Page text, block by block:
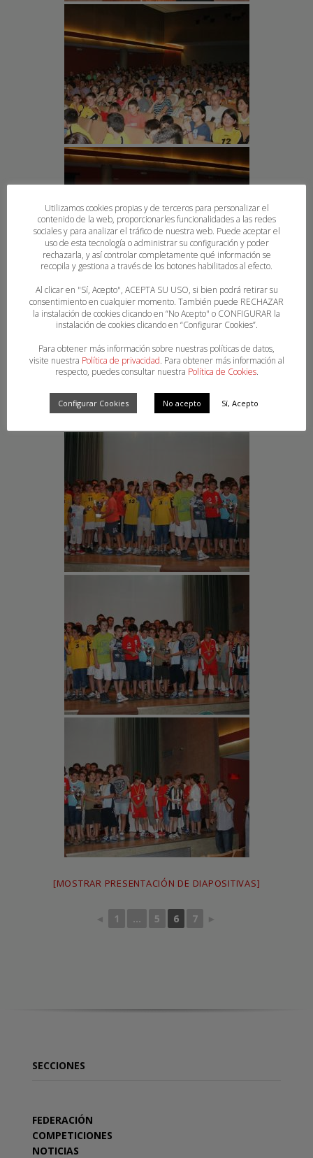
[MOSTRAR PRESENTACIÓN DE DIAPOSITIVAS]
◄ 1 ... 5 6 7 ►
SECCIONES
FEDERACIÓN
COMPETICIONES
NOTICIAS
Utilizamos cookies propias y de terceros para personalizar el
contenido de la web, proporcionarles funcionalidades a las redes
sociales y para analizar el tráfico de nuestra web. Puede aceptar el
uso de esta tecnología o administrar su configuración y poder
rechazarla, y así controlar completamente qué información se
recopila y gestiona a través de los botones habilitados al efecto.
Al clicar en "Sí, Acepto", ACEPTA SU USO, si bien podrá retirar su
consentimiento en cualquier momento. También puede RECHAZAR
la instalación de cookies clicando en “No Acepto" o CONFIGURAR la
instalación de cookies clicando en “Configurar Cookies”.
Para obtener más información sobre nuestras políticas de datos,
visite nuestra Política de privacidad. Para obtener más información al
respecto, puedes consultar nuestra Política de Cookies.
Configurar Cookies No acepto Sí, Acepto